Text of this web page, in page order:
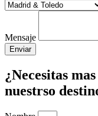
Mensaje
Enviar
¿Necesitas
nuestrso